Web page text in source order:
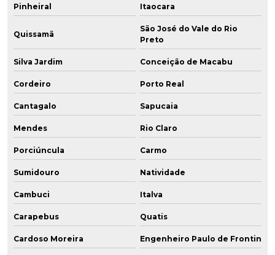
Pinheiral Itaocara
Quissamã
São José do Vale do Rio
Preto
Silva Jardim Conceição de Macabu
Cordeiro Porto Real
Cantagalo Sapucaia
Mendes Rio Claro
Porciúncula Carmo
Sumidouro Natividade
Cambuci Italva
Carapebus Quatis
Cardoso Moreira Engenheiro Paulo de Frontin